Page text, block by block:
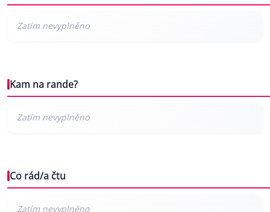
Kam na rande?
Co rád/a čtu